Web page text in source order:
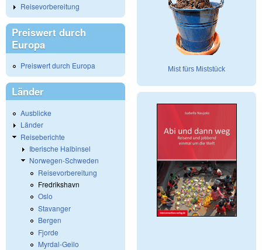
Reisevorbereitung
Preiswert durch
Europa
Preiswert durch Europa
Länder
Ausblicke
Länder
Reiseberichte
Iberische Halbinsel
Norwegen-Schweden
Reisevorbereitung
Fredrikshavn
Oslo
Stavanger
Bergen
Fjorde
Myrdal-Geilo
Mist fürs Miststück